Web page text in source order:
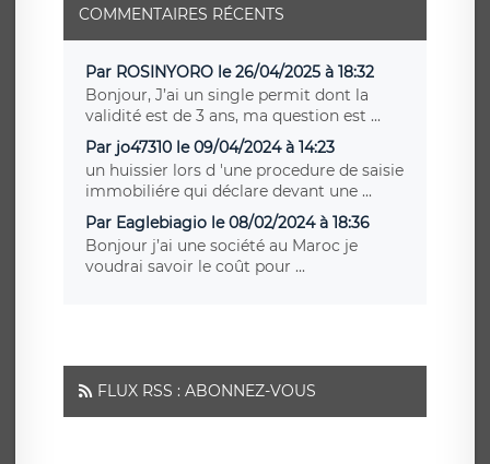
COMMENTAIRES RÉCENTS
Par ROSINYORO le 26/04/2025 à 18:32
Bonjour, J’ai un single permit dont la
validité est de 3 ans, ma question est ...
Par jo47310 le 09/04/2024 à 14:23
un huissier lors d 'une procedure de saisie
immobiliére qui déclare devant une ...
Par Eaglebiagio le 08/02/2024 à 18:36
Bonjour j’ai une société au Maroc je
voudrai savoir le coût pour ...
FLUX RSS : ABONNEZ-VOUS